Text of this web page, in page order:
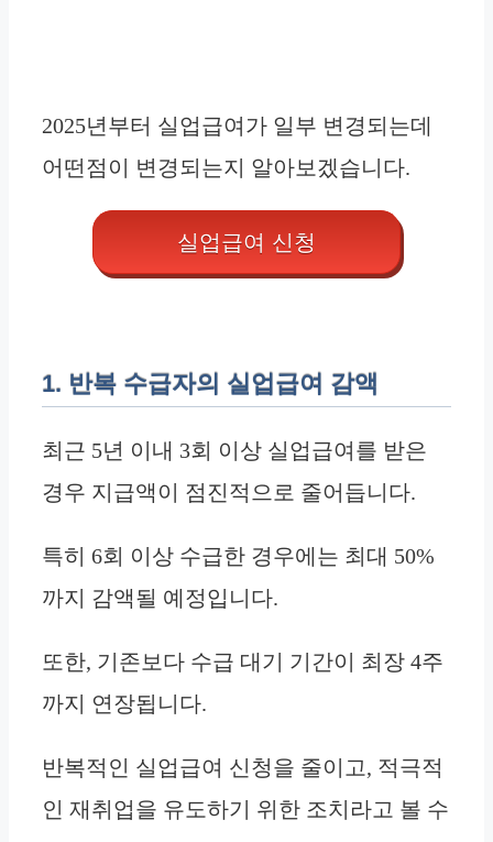
2025년부터 실업급여가 일부 변경되는데
어떤점이 변경되는지 알아보겠습니다.
실업급여 신청
1. 반복 수급자의 실업급여 감액
최근 5년 이내 3회 이상 실업급여를 받은
경우 지급액이 점진적으로 줄어듭니다.
특히 6회 이상 수급한 경우에는 최대 50%
까지 감액될 예정입니다.
또한, 기존보다 수급 대기 기간이 최장 4주
까지 연장됩니다.
반복적인 실업급여 신청을 줄이고, 적극적
인 재취업을 유도하기 위한 조치라고 볼 수